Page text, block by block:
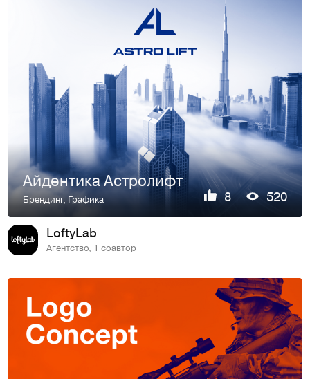
Айдентика Астролифт
Брендинг,Графика 8 520
LoftyLab
Агентство, 1 соавтор